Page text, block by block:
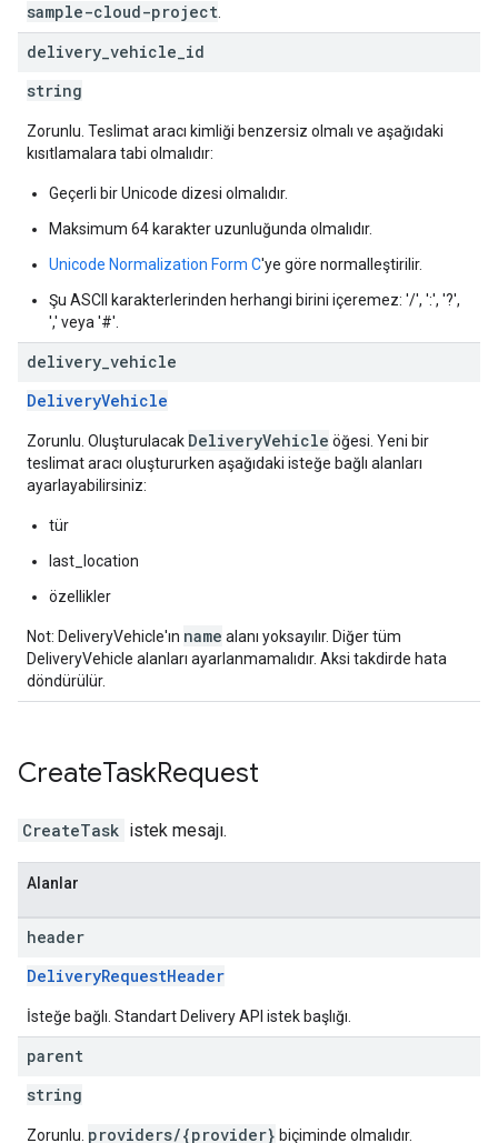
sample-cloud-project
delivery vehicle id
string
Zorunlu. Teslimat aracı kimliği benzersiz olmalı ve aşağıdaki
kısıtlamalara tabi olmalıdır:
Geçerli bir Unicode dizesi olmalıdır.
Maksimum 64 karakter uzunluğunda olmalıdır.
Unicode Normalization Form C'ye göre normalleştirilir.
Şu ASCII karakterlerinden herhangi birini içeremez: '/', ':', '?',
',' veya '#'.
delivery vehicle
DeliveryVehicle
Zorunlu. Oluşturulacak DeliveryVehicle öğesi. Yeni bir
teslimat aracı oluştururken aşağıdaki isteğe bağlı alanları
ayarlayabilirsiniz:
tür
last_location
özellikler
Not: DeliveryVehicle'ın name alanı yoksayılır. Diğer tüm
DeliveryVehicle alanları ayarlanmamalıdır. Aksi takdirde hata
döndürülür.
CreateTaskRequest
CreateTask istek mesajı.
Alanlar
header
DeliveryRequestHeader
İsteğe bağlı. Standart Delivery API istek başlığı.
parent
string
Zorunlu. providers/{provider} biçiminde olmalıdır.